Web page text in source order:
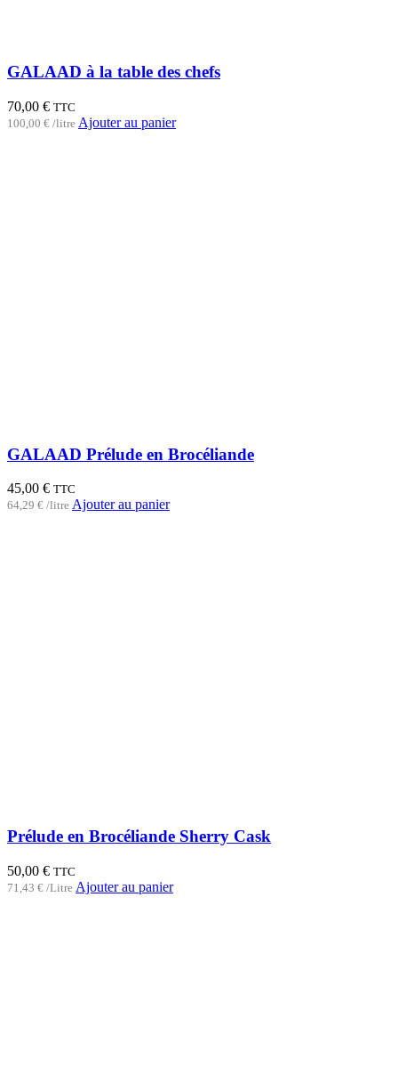
GALAAD à la table des chefs
70,00 € TTC
100,00 € /litre Ajouter au panier
GALAAD Prélude en Brocéliande
45,00 € TTC
64,29 € /litre Ajouter au panier
Prélude en Brocéliande Sherry Cask
50,00 € TTC
71,43 € /Litre Ajouter au panier